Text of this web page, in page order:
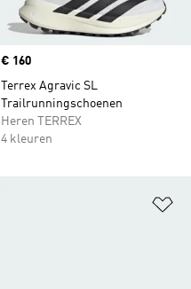
Price
€ 160
Terrex Agravic SL
Trailrunningschoenen
Heren TERREX
4 kleuren